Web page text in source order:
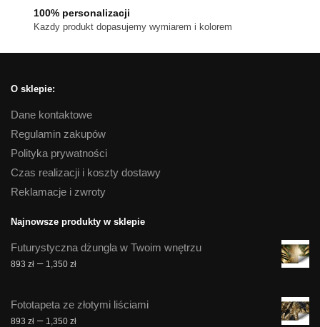
100% personalizacji
Kazdy produkt dopasujemy wymiarem i kolorem
O sklepie:
Dane kontaktowe
Regulamin zakupów
Polityka prywatności
Czas realizacji i koszty dostawy
Reklamacje i zwroty
Najnowsze produkty w sklepie
Futurystyczna dżungla w Twoim wnętrzu
893 zł – 1,350 złZakres
893 zł
Fototapeta ze złotymi liściami
893 zł – 1,350 złZakres